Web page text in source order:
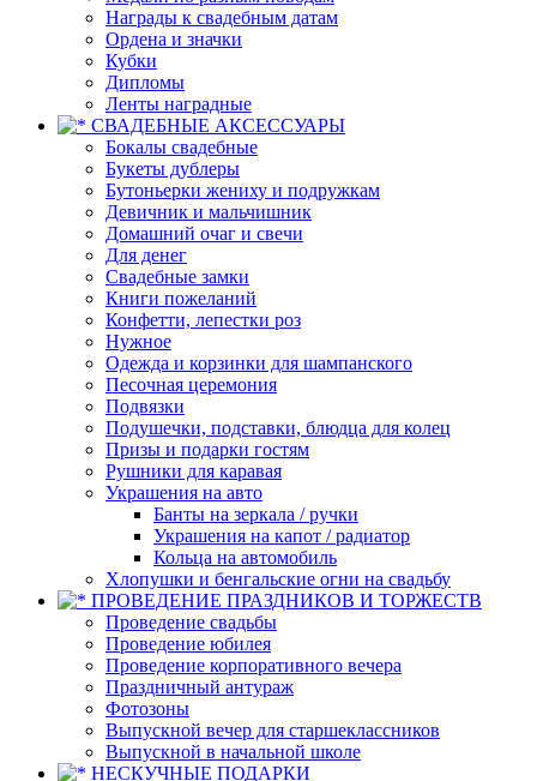
Награды к свадебным датам
Ордена и значки
Кубки
Дипломы
Ленты наградные
СВАДЕБНЫЕ АКСЕССУАРЫ
Бокалы свадебные
Букеты дублеры
Бутоньерки жениху и подружкам
Девичник и мальчишник
Домашний очаг и свечи
Для денег
Свадебные замки
Книги пожеланий
Конфетти, лепестки роз
Нужное
Одежда и корзинки для шампанского
Песочная церемония
Подвязки
Подушечки, подставки, блюдца для колец
Призы и подарки гостям
Рушники для каравая
Украшения на авто
Банты на зеркала / ручки
Украшения на капот / радиатор
Кольца на автомобиль
Хлопушки и бенгальские огни на свадьбу
ПРОВЕДЕНИЕ ПРАЗДНИКОВ И ТОРЖЕСТВ
Проведение свадьбы
Проведение юбилея
Проведение корпоративного вечера
Праздничный антураж
Фотозоны
Выпускной вечер для старшеклассников
Выпускной в начальной школе
НЕСКУЧНЫЕ ПОДАРКИ